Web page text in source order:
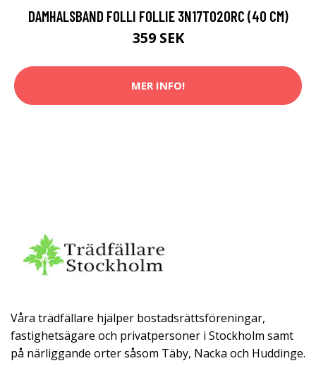
DAMHALSBAND FOLLI FOLLIE 3N17T020RC (40 CM)
359 SEK
MER INFO!
Våra trädfällare hjälper bostadsrättsföreningar,
fastighetsägare och privatpersoner i Stockholm samt
på närliggande orter såsom Täby, Nacka och Huddinge.